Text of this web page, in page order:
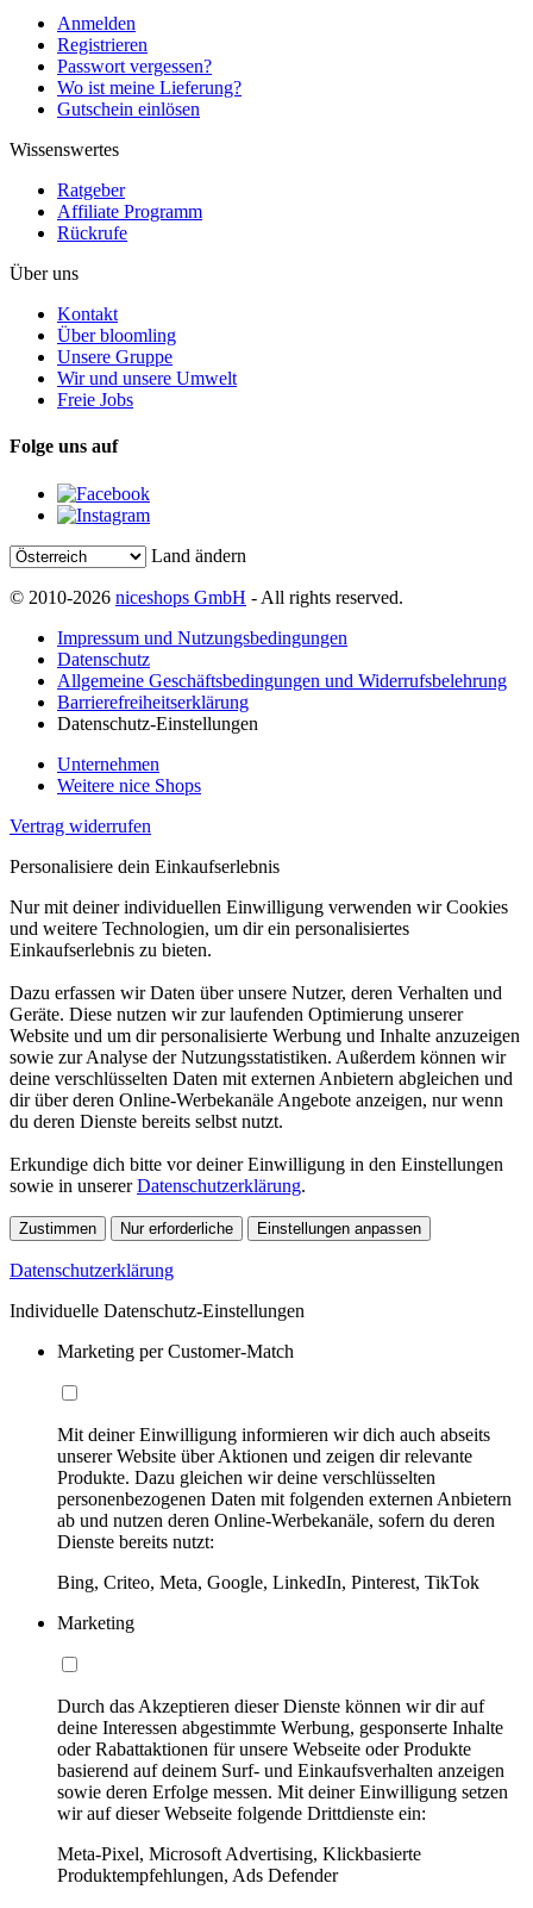
Anmelden
Registrieren
Passwort vergessen?
Wo ist meine Lieferung?
Gutschein einlösen
Wissenswertes
Ratgeber
Affiliate Programm
Rückrufe
Über uns
Kontakt
Über bloomling
Unsere Gruppe
Wir und unsere Umwelt
Freie Jobs
Folge uns auf
Land ändern
© 2010-2026 niceshops GmbH - All rights reserved.
Impressum und Nutzungsbedingungen
Datenschutz
Allgemeine Geschäftsbedingungen und Widerrufsbelehrung
Barrierefreiheitserklärung
Datenschutz-Einstellungen
Unternehmen
Weitere nice Shops
Vertrag widerrufen
Personalisiere dein Einkaufserlebnis
Nur mit deiner individuellen Einwilligung verwenden wir Cookies
und weitere Technologien, um dir ein personalisiertes
Einkaufserlebnis zu bieten.
Dazu erfassen wir Daten über unsere Nutzer, deren Verhalten und
Geräte. Diese nutzen wir zur laufenden Optimierung unserer
Website und um dir personalisierte Werbung und Inhalte anzuzeigen
sowie zur Analyse der Nutzungsstatistiken. Außerdem können wir
deine verschlüsselten Daten mit externen Anbietern abgleichen und
dir über deren Online-Werbekanäle Angebote anzeigen, nur wenn
du deren Dienste bereits selbst nutzt.
Erkundige dich bitte vor deiner Einwilligung in den Einstellungen
sowie in unsererDatenschutzerklärung.
Zustimmen Nur erforderliche Einstellungen anpassen
Datenschutzerklärung
Individuelle Datenschutz-Einstellungen
Marketing per Customer-Match
Mit deiner Einwilligung informieren wir dich auch abseits
unserer Website über Aktionen und zeigen dir relevante
Produkte. Dazu gleichen wir deine verschlüsselten
personenbezogenen Daten mit folgenden externen Anbietern
ab und nutzen deren Online-Werbekanäle, sofern du deren
Dienste bereits nutzt:
Bing, Criteo, Meta, Google, LinkedIn, Pinterest, TikTok
Marketing
Durch das Akzeptieren dieser Dienste können wir dir auf
deine Interessen abgestimmte Werbung, gesponserte Inhalte
oder Rabattaktionen für unsere Webseite oder Produkte
basierend auf deinem Surf- und Einkaufsverhalten anzeigen
sowie deren Erfolge messen. Mit deiner Einwilligung setzen
wir auf dieser Webseite folgende Drittdienste ein:
Meta-Pixel, Microsoft Advertising, Klickbasierte
Produktempfehlungen, Ads Defender